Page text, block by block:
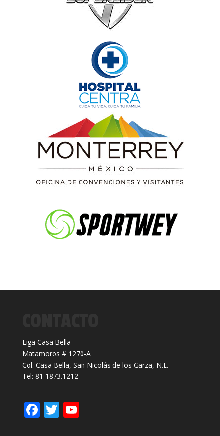
Liga Casa Bella
Matamoros # 1270-A
Col. Casa Bella, San Nicolás de los Garza, N.L.
Tel: 81 1873.1212
F T Y